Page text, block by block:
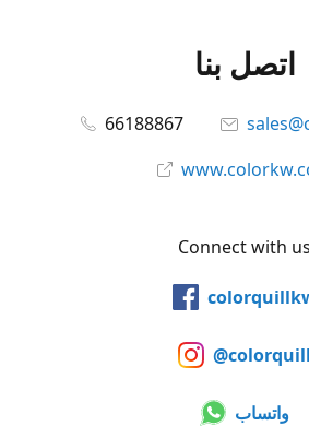
اتصل بنا
66188867
Connect with us
@colorquill
واتساب